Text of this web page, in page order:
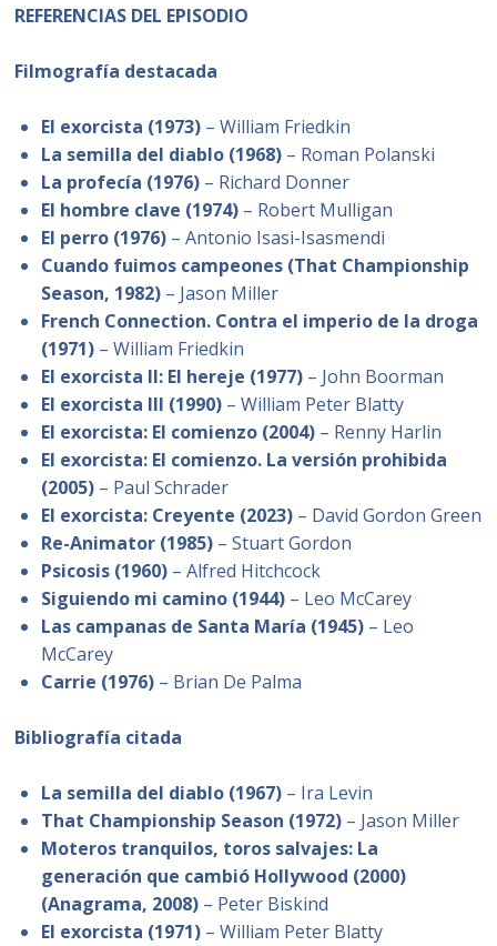
REFERENCIAS DEL EPISODIO
Filmografía destacada
El exorcista (1973) – William Friedkin
La semilla del diablo (1968) – Roman Polanski
La profecía (1976) – Richard Donner
El hombre clave (1974) – Robert Mulligan
El perro (1976) – Antonio Isasi-Isasmendi
Cuando fuimos campeones (That Championship
Season, 1982) – Jason Miller
French Connection. Contra el imperio de la droga
(1971) – William Friedkin
El exorcista II: El hereje (1977) – John Boorman
El exorcista III (1990) – William Peter Blatty
El exorcista: El comienzo (2004) – Renny Harlin
El exorcista: El comienzo. La versión prohibida
(2005) – Paul Schrader
El exorcista: Creyente (2023) – David Gordon Green
Re-Animator (1985) – Stuart Gordon
Psicosis (1960) – Alfred Hitchcock
Siguiendo mi camino (1944) – Leo McCarey
Las campanas de Santa María (1945) – Leo
McCarey
Carrie (1976) – Brian De Palma
Bibliografía citada
La semilla del diablo (1967) – Ira Levin
That Championship Season (1972) – Jason Miller
Moteros tranquilos, toros salvajes: La
generación que cambió Hollywood (2000)
(Anagrama, 2008) – Peter Biskind
El exorcista (1971) – William Peter Blatty